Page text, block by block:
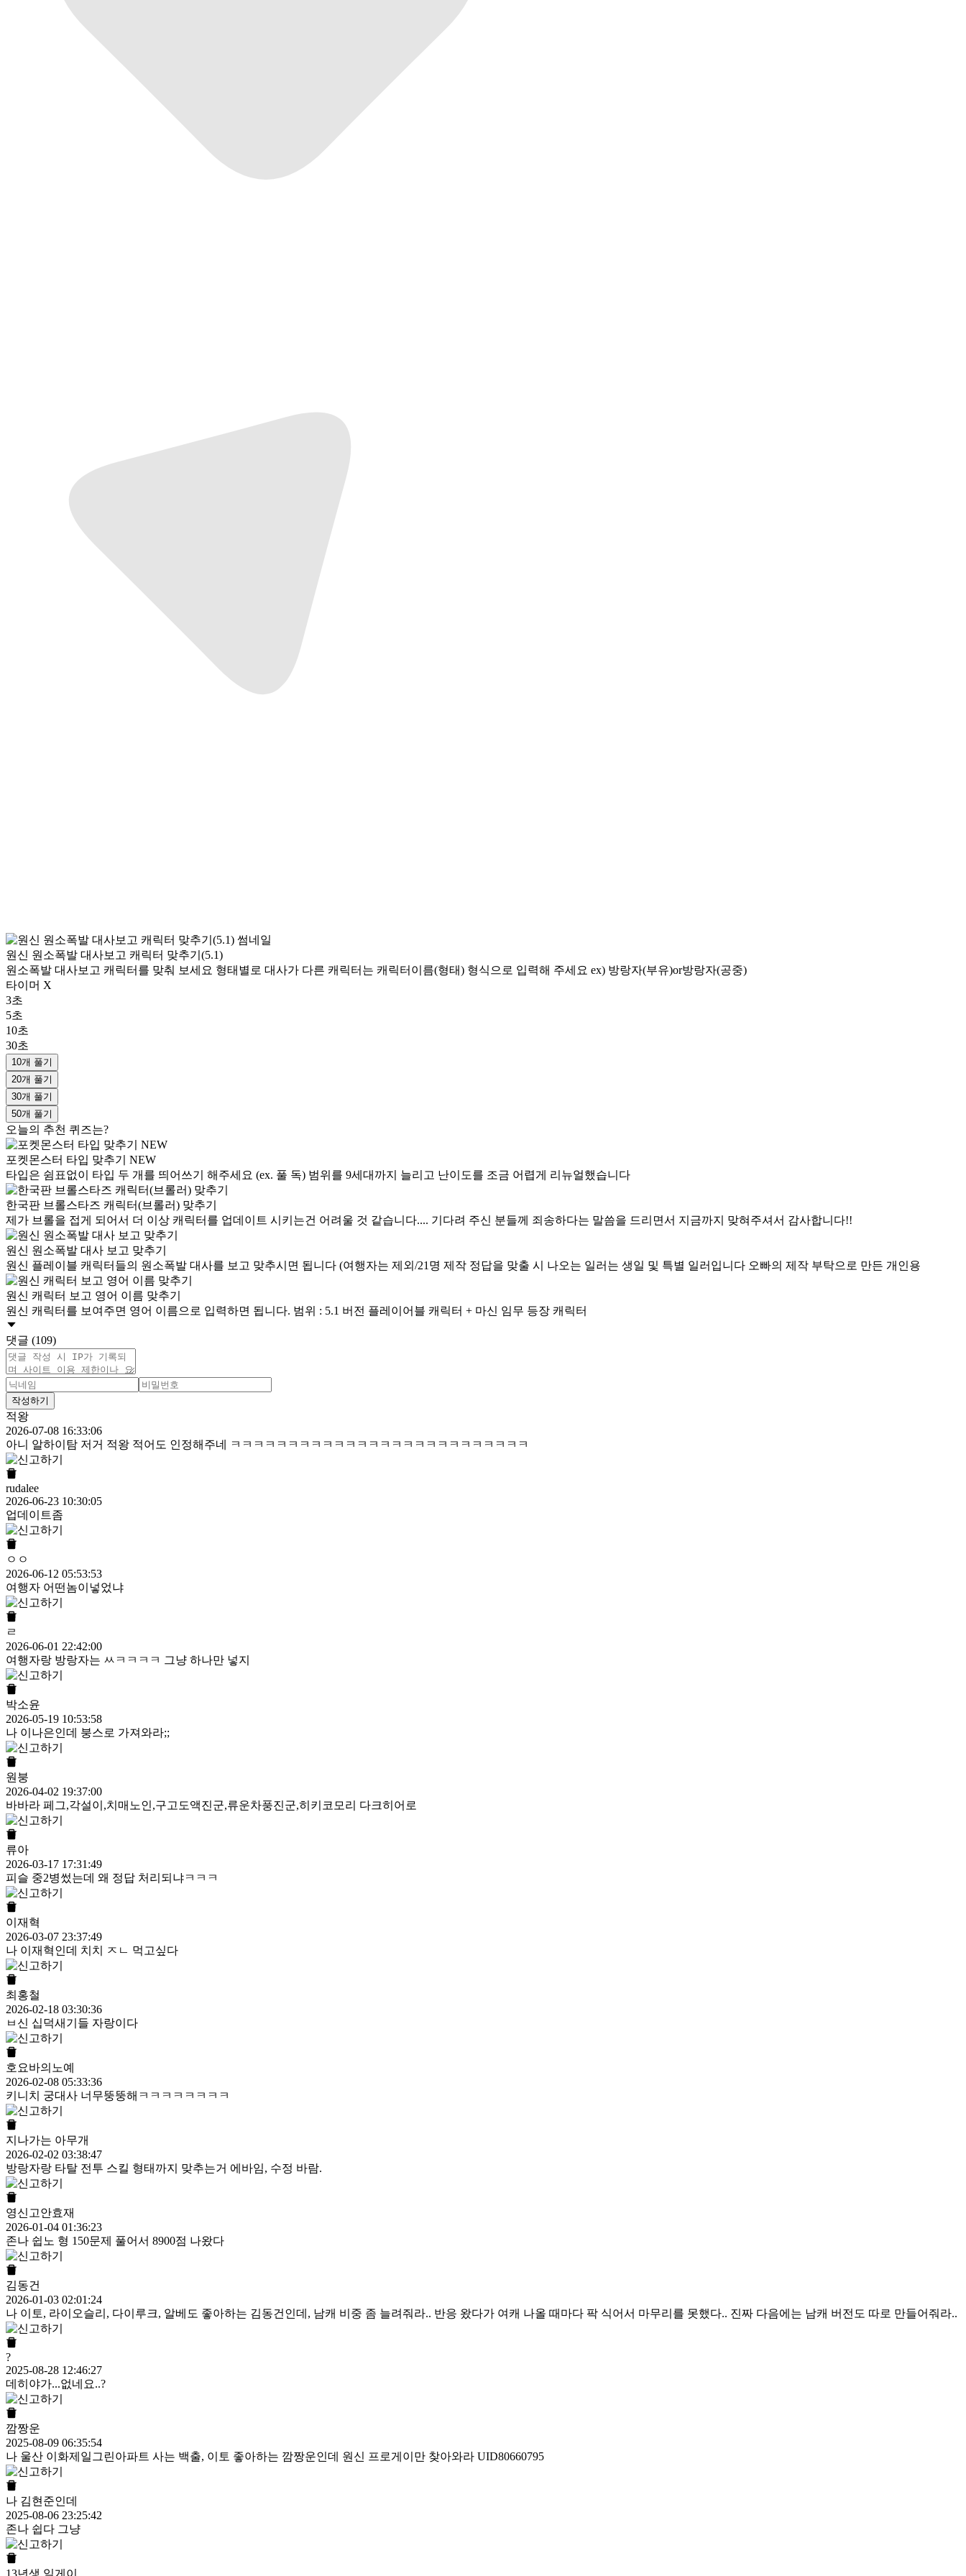
원신 원소폭발 대사보고 캐릭터 맞추기(5.1)
원소폭발 대사보고 캐릭터를 맞춰 보세요 형태별로 대사가 다른 캐릭터는 캐릭터이름(형태) 형식으로 입력해 주세요 ex) 방랑자(부유)or방랑자(공중)
타이머 X
3초
5초
10초
30초
10개 풀기
20개 풀기
30개 풀기
50개 풀기
오늘의 추천 퀴즈는?
포켓몬스터 타입 맞추기 NEW
타입은 쉼표없이 타입 두 개를 띄어쓰기 해주세요 (ex. 풀 독) 범위를 9세대까지 늘리고 난이도를 조금 어렵게 리뉴얼했습니다
한국판 브롤스타즈 캐릭터(브롤러) 맞추기
제가 브롤을 접게 되어서 더 이상 캐릭터를 업데이트 시키는건 어려울 것 같습니다.... 기다려 주신 분들께 죄송하다는 말씀을 드리면서 지금까지 맞혀주셔서 감사합니다!!
원신 원소폭발 대사 보고 맞추기
원신 플레이블 캐릭터들의 원소폭발 대사를 보고 맞추시면 됩니다 (여행자는 제외/21명 제작 정답을 맞출 시 나오는 일러는 생일 및 특별 일러입니다 오빠의 제작 부탁으로 만든 개인용
원신 캐릭터 보고 영어 이름 맞추기
원신 캐릭터를 보여주면 영어 이름으로 입력하면 됩니다. 범위 : 5.1 버전 플레이어블 캐릭터 + 마신 임무 등장 캐릭터
댓글 (109)
작성하기
적왕
2026-07-08 16:33:06
아니 알하이탐 저거 적왕 적어도 인정해주네 ㅋㅋㅋㅋㅋㅋㅋㅋㅋㅋㅋㅋㅋㅋㅋㅋㅋㅋㅋㅋㅋㅋㅋㅋㅋㅋ
rudalee
2026-06-23 10:30:05
업데이트좀
ㅇㅇ
2026-06-12 05:53:53
여행자 어떤놈이넣었냐
ㄹ
2026-06-01 22:42:00
여행자랑 방랑자는 ㅆㅋㅋㅋㅋ 그냥 하나만 넣지
박소윤
2026-05-19 10:53:58
나 이나은인데 붕스로 가져와라;;
원붕
2026-04-02 19:37:00
바바라 페그,각설이,치매노인,구고도액진군,류운차풍진군,히키코모리 다크히어로
류아
2026-03-17 17:31:49
피슬 중2병썼는데 왜 정답 처리되냐ㅋㅋㅋ
이재혁
2026-03-07 23:37:49
나 이재혁인데 치치 ㅈㄴ 먹고싶다
최홍철
2026-02-18 03:30:36
ㅂ신 십덕새기들 자랑이다
호요바의노예
2026-02-08 05:33:36
키니치 궁대사 너무뚱뚱해ㅋㅋㅋㅋㅋㅋㅋㅋ
지나가는 아무개
2026-02-02 03:38:47
방랑자랑 타탈 전투 스킬 형태까지 맞추는거 에바임, 수정 바람.
영신고안효재
2026-01-04 01:36:23
존나 쉽노 형 150문제 풀어서 8900점 나왔다
김동건
2026-01-03 02:01:24
나 이토, 라이오슬리, 다이루크, 알베도 좋아하는 김동건인데, 남캐 비중 좀 늘려줘라.. 반응 왔다가 여캐 나올 때마다 팍 식어서 마무리를 못했다.. 진짜 다음에는 남캐 버전도 따로 만들어줘라..
?
2025-08-28 12:46:27
데히야가...없네요..?
깜짱운
2025-08-09 06:35:54
나 울산 이화제일그린아파트 사는 백출, 이토 좋아하는 깜짱운인데 원신 프로게이만 찾아와라 UID80660795
나 김현준인데
2025-08-06 23:25:42
존나 쉽다 그냥
13년생 일게이